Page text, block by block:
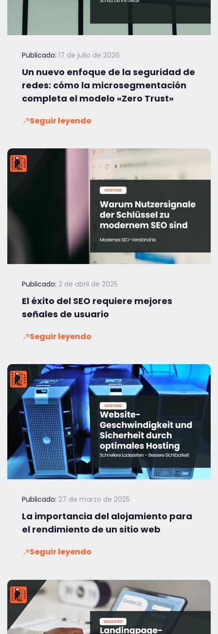
Publicado: 17 de julio de 2026
Un nuevo enfoque de la seguridad de
redes: cómo la microsegmentación
completa el modelo «Zero Trust»
Seguir leyendo
Publicado: 2 de abril de 2025
El éxito del SEO requiere mejores
señales de usuario
Seguir leyendo
Publicado: 27 de marzo de 2025
La importancia del alojamiento para
el rendimiento de un sitio web
Seguir leyendo